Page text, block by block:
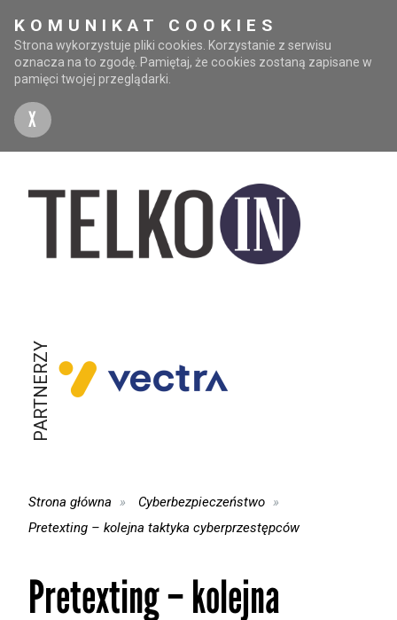
KOMUNIKAT COOKIES
Strona wykorzystuje pliki cookies. Korzystanie z serwisu
oznacza na to zgodę. Pamiętaj, że cookies zostaną zapisane w
pamięci twojej przeglądarki.
X
PARTNERZY
Strona główna
Cyberbezpieczeństwo
Pretexting – kolejna taktyka cyberprzestępców
Pretexting – kolejna